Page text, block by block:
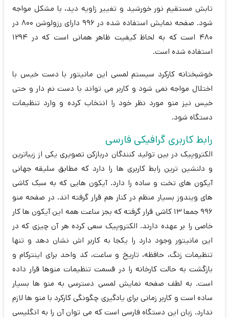
تابش مستقیم نور خورشید و تغییر زاویه دید، با مشکل مواجه
شود. صفحه نمایش استفاده شده در 996 دارای رزولوشن 800 در
480 است که به لحاظ کیفیت ظاهر همانی است که در 1294
استفاده شده است.
خوشبختانه کارکرد سیستم لمسی این مانیتور با دست خیس با
اختلال مواجه نمی شود و کاربر می تواند با دست نم دار و حتی
خیس نیز منو مورد نظر خود را انتخاب کرده و وارد تنظیمات
دستگاه شود.
رابط کاربری گرافیکی فارسی
الکتروپیک در بین تولید کنندگان دربازکن تصویری یکی از زیباترین
و دلنشین ترین رابط کاربری ها را دارد که مطابق سلیقه جهانی
آیکون های تخت و ساده را دارد. آیکون هایی که به سبک کاشی
های ویندوز بسیار منظم در کنار هم قرار گرفته اند. در صفحه منو
996 جمعا 13 کاشی قرار گرفته که بجز ساعت همه این آیکون ها کار
خاصی را بر عهده دارند. الکتروپیک سعی کرده هر آن چیزی که در
این مانیتور وجود دارد را یکجا به کاربر اش نشان دهد و تنها
تنظیمات زنگ، حافظه، تاریخ و ساعت، کد واحد برای اینترکام و
بازگشت به حالت کارخانه را در قسمت تنظیمات منوها قرار داده
است. به لطف صفحه نمایش لمسی دسترسی به منو ها بسیار
ساده است و کاربر زمانی برای یادگیری چگونگی کارکرد با منو ها لازم
ندارد. زبان این دستگاه فارسی است که می توان آن را به انگلیسی